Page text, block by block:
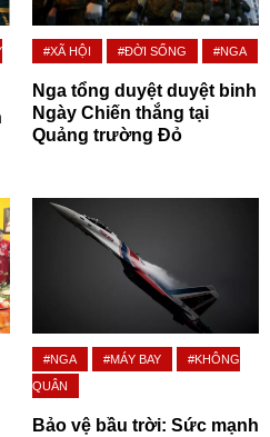
#XÃ HỘI #ĐỜI SỐNG #NGA
Nga tổng duyệt duyệt binh
Ngày Chiến thắng tại
Quảng trường Đỏ
#NGA #MÁY BAY
#KHÔNG
QUÂN
Bảo vệ bầu trời: Sức mạnh